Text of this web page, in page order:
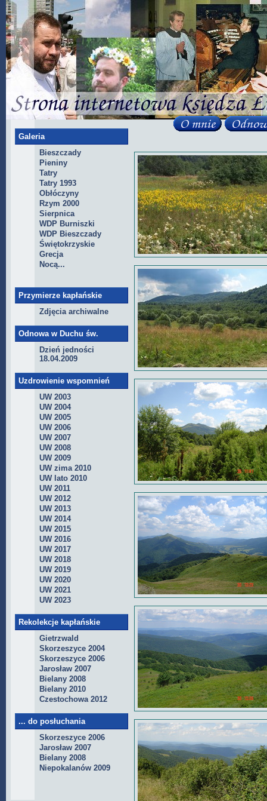
Galeria
Bieszczady
Pieniny
Tatry
Tatry 1993
Obłóczyny
Rzym 2000
Sierpnica
WDP Burniszki
WDP Bieszczady
Świętokrzyskie
Grecja
Nocą...
Przymierze kapłańskie
Zdjęcia archiwalne
Odnowa w Duchu św.
Dzień jedności
18.04.2009
Uzdrowienie wspomnień
UW 2003
UW 2004
UW 2005
UW 2006
UW 2007
UW 2008
UW 2009
UW zima 2010
UW lato 2010
UW 2011
UW 2012
UW 2013
UW 2014
UW 2015
UW 2016
UW 2017
UW 2018
UW 2019
UW 2020
UW 2021
UW 2023
Rekolekcje kapłańskie
Gietrzwald
Skorzeszyce 2004
Skorzeszyce 2006
Jarosław 2007
Bielany 2008
Bielany 2010
Czestochowa 2012
... do posłuchania
Skorzeszyce 2006
Jarosław 2007
Bielany 2008
Niepokalanów 2009